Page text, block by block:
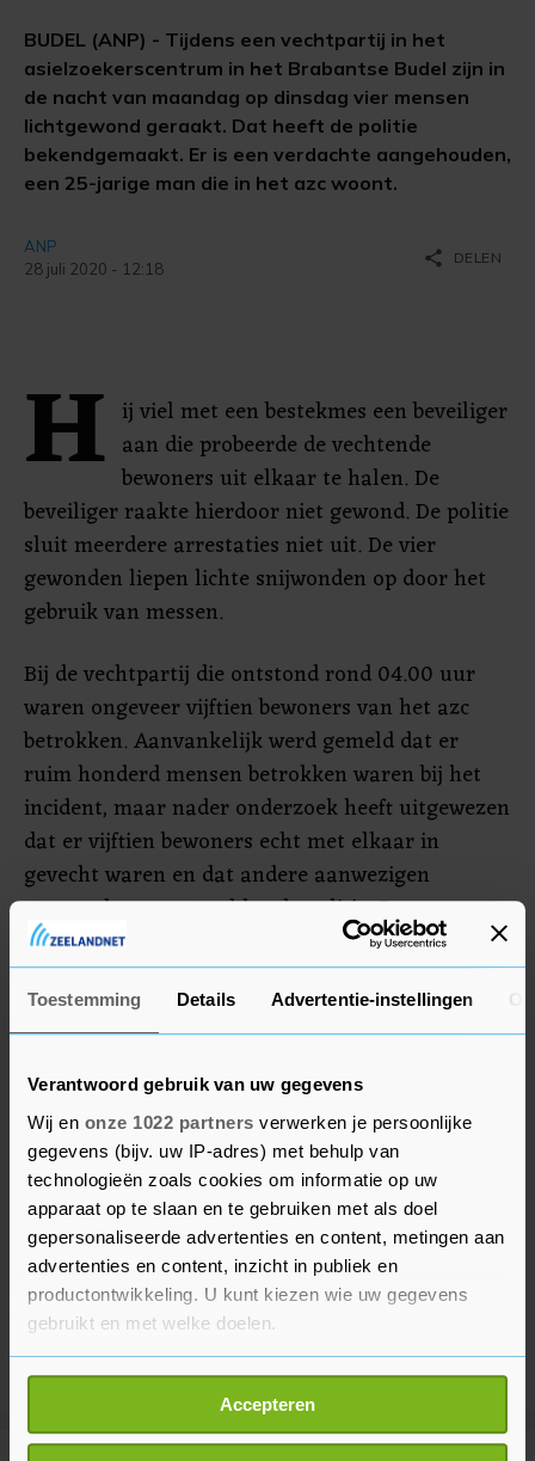
Toestemming Details Advertentie-instellingen
Verantwoord gebruik van uw gegevens
Wij en onze 1022 partners verwerken je persoonlijke
gegevens (bijv. uw IP-adres) met behulp van
technologieën zoals cookies om informatie op uw
apparaat op te slaan en te gebruiken met als doel
gepersonaliseerde advertenties en content, metingen aan
advertenties en content, inzicht in publiek en
productontwikkeling. U kunt kiezen wie uw gegevens
gebruikt en met welke doelen.
Als u het toestaat, willen we ook graag:
Informatie verzamelen over uw geografische
locatie, die tot een paar meter nauwkeurig kan zijn
Accepteren
BUDEL (ANP) - Tijdens een vechtpartij in het
asielzoekerscentrum in het Brabantse Budel zijn in
de nacht van maandag op dinsdag vier mensen
lichtgewond geraakt. Dat heeft de politie
bekendgemaakt. Er is een verdachte aangehouden,
een 25-jarige man die in het azc woont.
ANP
28 juli 2020 - 12:18
share DELEN
H ij viel met een bestekmes een beveiliger
aan die probeerde de vechtende
bewoners uit elkaar te halen. De
beveiliger raakte hierdoor niet gewond. De politie
sluit meerdere arrestaties niet uit. De vier
gewonden liepen lichte snijwonden op door het
gebruik van messen.
Bij de vechtpartij die ontstond rond 04.00 uur
waren ongeveer vijftien bewoners van het azc
betrokken. Aanvankelijk werd gemeld dat er
ruim honderd mensen betrokken waren bij het
incident, maar nader onderzoek heeft uitgewezen
dat er vijftien bewoners echt met elkaar in
gevecht waren en dat andere aanwezigen
omstanders waren, aldus de politie. De
aanleiding van de vechtpartij is nog onduidelijk.